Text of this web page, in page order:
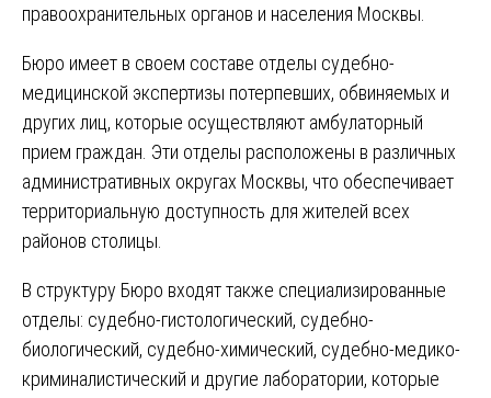
правоохранительных органов и населения Москвы.
Бюро имеет в своем составе отделы судебно-
медицинской экспертизы потерпевших, обвиняемых и
других лиц, которые осуществляют амбулаторный
прием граждан. Эти отделы расположены в различных
административных округах Москвы, что обеспечивает
территориальную доступность для жителей всех
районов столицы.
В структуру Бюро входят также специализированные
отделы: судебно-гистологический, судебно-
биологический, судебно-химический, судебно-медико-
криминалистический и другие лаборатории, которые